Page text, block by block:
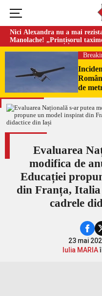
Nici Alexandra nu a mai
Manolache! „Prințișorul
doi ani de căsnicie
de
Evaluarea
modifica de
Educației
din Franța, Italia
cadrele
23 mai
Iulia MARIA